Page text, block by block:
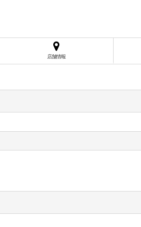
店舗情報